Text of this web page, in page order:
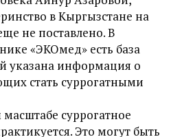
в Кыргызстане на
не поставлено. В
«ЭКОмед» есть база
указана информация о
стать суррогатными
суррогатное
Это могут быть